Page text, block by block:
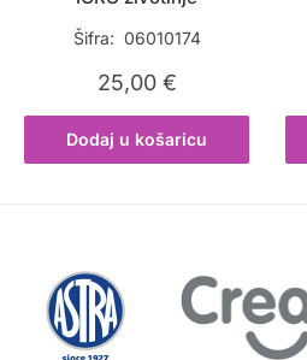
Šifra: 06010174
25,00 €
Dodaj u košaricu